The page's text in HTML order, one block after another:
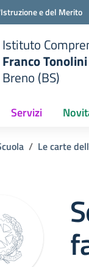
e del Merito
Istituto
Franco Tonolini
Breno (BS)
Servizi
Le carte